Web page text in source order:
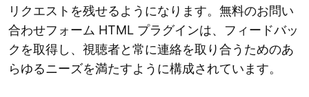
リクエストを残せるようになります。無料のお問い
合わせフォーム HTML プラグインは、フィードバッ
クを取得し、視聴者と常に連絡を取り合うためのあ
らゆるニーズを満たすように構成されています。